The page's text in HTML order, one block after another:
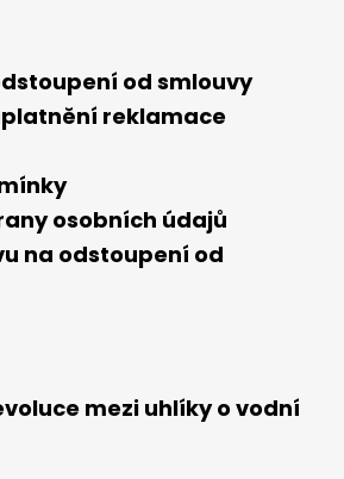
od smlouvy
reklamace
osobních údajů
na odstoupení od
mezi uhlíky o vodní